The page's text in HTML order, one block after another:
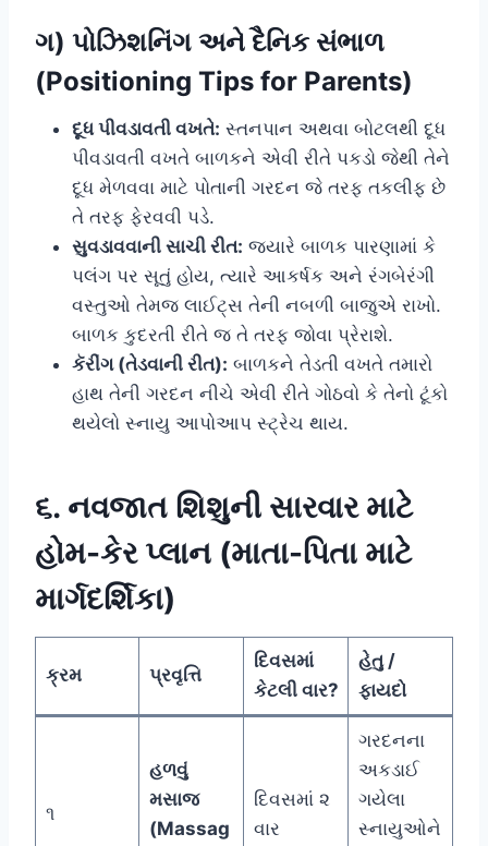
ગ) પોઝિશનિંગ અને દૈનિક સંભાળ
(Positioning Tips for Parents)
દૂધ પીવડાવતી વખતે: સ્તનપાન અથવા બોટલથી દૂધ
પીવડાવતી વખતે બાળકને એવી રીતે પકડો જેથી તેને
દૂધ મેળવવા માટે પોતાની ગરદન જે તરફ તકલીફ છે
તે તરફ ફેરવવી પડે.
સુવડાવવાની સાચી રીત: જ્યારે બાળક પારણામાં કે
પલંગ પર સૂતું હોય, ત્યારે આકર્ષક અને રંગબેરંગી
વસ્તુઓ તેમજ લાઈટ્સ તેની નબળી બાજુએ રાખો.
બાળક કુદરતી રીતે જ તે તરફ જોવા પ્રેરાશે.
કૅરીંગ (તેડવાની રીત): બાળકને તેડતી વખતે તમારો
હાથ તેની ગરદન નીચે એવી રીતે ગોઠવો કે તેનો ટૂંકો
થયેલો સ્નાયુ આપોઆપ સ્ટ્રેચ થાય.
૬. નવજાત શિશુની સારવાર માટે
હોમ-કેર પ્લાન (માતા-પિતા માટે
માર્ગદર્શિકા)
ક્રમ પ્રવૃત્તિ
દિવસમાં
કેટલી વાર?
હેતુ /
ફાયદો
૧
હળવું
મસાજ
(Massag
દિવસમાં ૨
વાર
ગરદનના
અકડાઈ
ગયેલા
સ્નાયુઓને